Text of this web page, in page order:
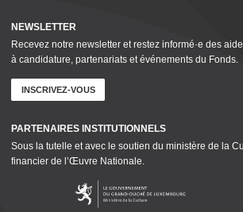
NEWSLETTER
Recevez notre newsletter et restez informé·e des
à candidature, parte­nar­i­ats et événements du Fonds.
INSCRIVEZ-VOUS
PARTENAIRES INSTI­TU­TION­NELS
Sous la tutelle et avec le soutien du ministère de la
financier de l’Œuvre Nationale.